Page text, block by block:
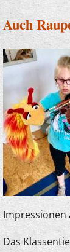
Auch
Impressionen
Das